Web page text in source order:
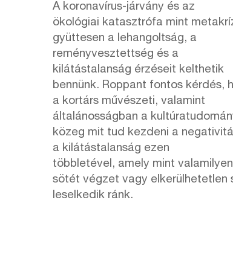
A koronavírus-járvány és az
ökológiai katasztrófa mint
gyüttesen a lehangoltság, a
reményvesztettség és a
kilátástalanság érzéseit kelthetik
bennünk. Roppant fontos kérdés,
a kortárs művészeti, valamint
általánosságban a
közeg mit tud kezdeni a
a kilátástalanság ezen
többletével, amely mint valamilyen
sötét végzet vagy elkerülhetetlen
leselkedik ránk.